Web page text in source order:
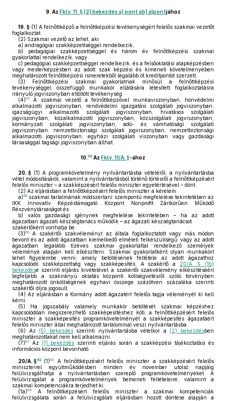
9. Az Fktv. 11. § (2) bekezdés a) pont ab) alpontjához
19. § (1) A felnőttképző a felnőttképzési tevékenységért felelős szakmai vezetőt
foglalkoztat.
(2) Szakmai vezető az lehet, aki
a) andragógiai szakképzettséggel rendelkezik,
b) pedagógiai szakképzettséggel és három év felnőttképzési szakmai
gyakorlattal rendelkezik, vagy
c) pedagógiai szakképzettséggel rendelkezik, és a felsőoktatási alapképzésben
vagy mesterképzésben az adott szak képzési és kimeneti követelményében
meghatározott felnőttképzési ismeretekből legalább öt kreditpontot szerzett.
(3) Felnőttképzési szakmai gyakorlatnak minősül a felnőttképzési
tevékenységgel összefüggő munkakör ellátására létesített foglalkoztatásra
irányuló jogviszonyban eltöltött tevékenység.
(4)57
A szakmai vezető a felnőttképzővel munkaviszonyban, honvédelmi
alkalmazotti jogviszonyban, rendvédelmi igazgatási szolgálati jogviszonyban,
igazságügyi alkalmazotti szolgálati jogviszonyban, hivatásos szolgálati
jogviszonyban, közalkalmazotti jogviszonyban, közszolgálati jogviszonyban,
kormányzati szolgálati jogviszonyban, adó- és vámhatósági szolgálati
jogviszonyban, nemzetbiztonsági szolgálati jogviszonyban, nemzetbiztonsági
alkalmazotti jogviszonyban, egyházi szolgálati viszonyban vagy gazdasági
társasággal tagsági jogviszonyban állhat.
10.58 Az Fktv. 11/A. §-ához
20. § (1) A programkövetelmény nyilvántartásba vételéről, a nyilvántartásba
vétel módosításáról, valamint a nyilvántartásból történő törlésről a felnőttképzésért
felelős miniszter – a szakképzésért felelős miniszter egyetértésével – dönt.
(2) Az eljárásban a felnőttképzésért felelős miniszter a kérelem
a)59 szakmai tartalmának módszertani szempontú megfelelése tekintetében az
IKK Innovatív Képzéstámogató Központ Nonprofit Zártkörűen Működő
Részvénytársaságot és
b) valós gazdasági igénynek megfelelése tekintetében – ha az adott
ágazatban ágazati készségtanács működik – az ágazati készségtanácsot
szakértőként vonhatja be.
(3)60
A szakértői szakvéleményt az általa foglalkoztatott vagy más módon
bevont és az adott ágazatban kiemelkedő elméleti felkészültségű vagy az adott
ágazatban legalább tízéves szakmai gyakorlattal rendelkező személyek
véleménye alapján kell elkészíteni. Szakmai gyakorlatként olyan munkakört
lehet figyelembe venni, amely betöltésének feltétele az adott ágazathoz
kapcsolódó szakképzettség vagy szakképesítés. A szakértő a
20/A. § (1b)
bekezdése szerinti eljárás kivételével a szakértői szakvélemény elkészítéséért
legfeljebb a szakirányú oktatás központi költségvetésről szóló törvényben
meghatározott önköltségének egyhavi összege százötven százaléka szerinti
szakértői díjra jogosult.
(4) Az eljárásban a Kormány adott ágazatért felelős tagja véleményét ki kell
kérni.
(5) Ha jogszabály valamely munkakör betöltését szakmai képzéshez
kapcsolódóan megszerezhető szakképesítéshez köti, a felnőttképzésért felelős
miniszter a szakképesítés programkövetelményét a szakképesítés ágazatáért
felelős miniszter által meghatározott tartalommal veszi nyilvántartásba.
(6) Az (5) bekezdésszerinti nyilvántartásba vételkor a (2) bekezdésben
meghatározottakat nem kell alkalmazni.
(7)61 Az (1) bekezdés szerinti eljárás során a szakképzési tájékoztatási és
információs központ bevonható.
20/A. §62 (1)63
A felnőttképzésért felelős miniszter a szakképzésért felelős
miniszterrel együttműködésben minden év november utolsó napjáig
felülvizsgálhatja a nyilvántartásban szereplő programkövetelményeket. A
felülvizsgálat a programkövetelmények bemeneti feltételeire, valamint a
szakmai kompetenciákra terjedhet ki.
(1a)64
A felnőttképzésért felelős miniszter a szakmai kompetenciák
felülvizsgálata során a felülvizsgálati eljárásban hozott döntése alapján a